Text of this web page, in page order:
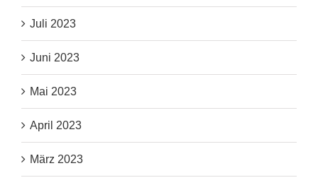
Juli 2023
Juni 2023
Mai 2023
April 2023
März 2023